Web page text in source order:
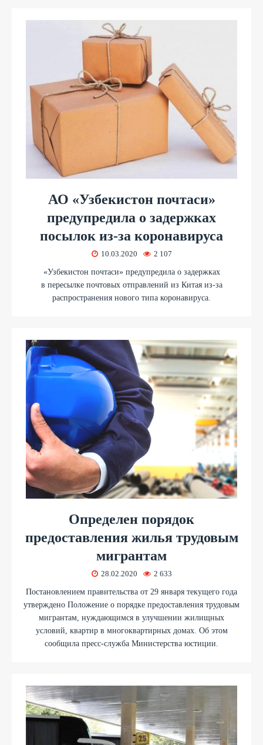
АО «Узбекистон почтаси»
предупредила о задержках
посылок из-за коронавируса
10.03.2020 2 107
«Узбекистон почтаси» предупредила о задержках
в пересылке почтовых отправлений из Китая из-за
распространения нового типа коронавируса.
Определен порядок
предоставления жилья трудовым
мигрантам
28.02.2020 2 633
Постановлением правительства от 29 января текущего года
утверждено Положение о порядке предоставления трудовым
мигрантам, нуждающимся в улучшении жилищных
условий, квартир в многоквартирных домах. Об этом
сообщила пресс-служба Министерства юстиции.